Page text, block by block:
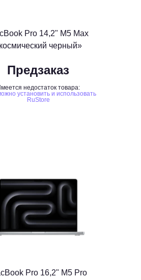
Pro 14,2" M5 Max
черный»
Предзаказ
недостаток товара:
установить и использовать
RuStore
Pro 16,2" M5 Pro